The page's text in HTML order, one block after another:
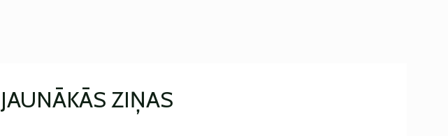
JAUNĀKĀS ZIŅAS